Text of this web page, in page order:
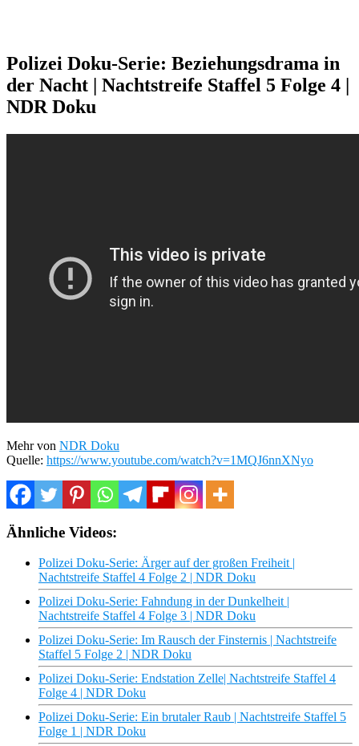
Polizei Doku-Serie: Beziehungsdrama in
der Nacht | Nachtstreife Staffel 5 Folge 4 |
NDR Doku
Mehr von NDR Doku
Quelle: https://www.youtube.com/watch?v=1MQJ6nnXNyo
Ähnliche Videos:
Polizei Doku-Serie: Ärger auf der großen Freiheit |
Nachtstreife Staffel 4 Folge 2 | NDR Doku
Polizei Doku-Serie: Fahndung in der Dunkelheit |
Nachtstreife Staffel 4 Folge 3 | NDR Doku
Polizei Doku-Serie: Im Rausch der Finsternis | Nachtstreife
Staffel 5 Folge 2 | NDR Doku
Polizei Doku-Serie: Endstation Zelle| Nachtstreife Staffel 4
Folge 4 | NDR Doku
Polizei Doku-Serie: Ein brutaler Raub | Nachtstreife Staffel 5
Folge 1 | NDR Doku